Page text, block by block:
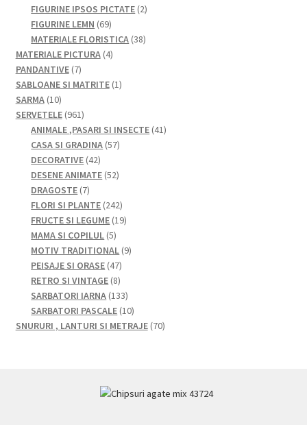
produse
produse
FIGURINE IPSOS PICTATE 22
FIGURINE LEMN 6969
de
produse
MATERIALE FLORISTICA 3838
MATERIALE PICTURA 44
PANDANTIVE 77
produse
SABLOANE SI MATRITE 11
SARMA 1010
produse
SERVETELE 961961
de
produse
ANIMALE ,PASARI SI INSECTE 4141
CASA SI GRADINA 5757
produse
DECORATIVE 4242
de
DESENE ANIMATE 5252
produse
DRAGOSTE 77
produse
FLORI SI PLANTE 242242
de
FRUCTE SI LEGUME 1919
MAMA SI COPILUL 55
produse
MOTIV TRADITIONAL 99
PEISAJE SI ORASE 4747
de
produse
RETRO SI VINTAGE 88
produse
SARBATORI IARNA 133133
de
produse
SARBATORI PASCALE 1010
produse
SNURURI , LANTURI SI METRAJE 7070